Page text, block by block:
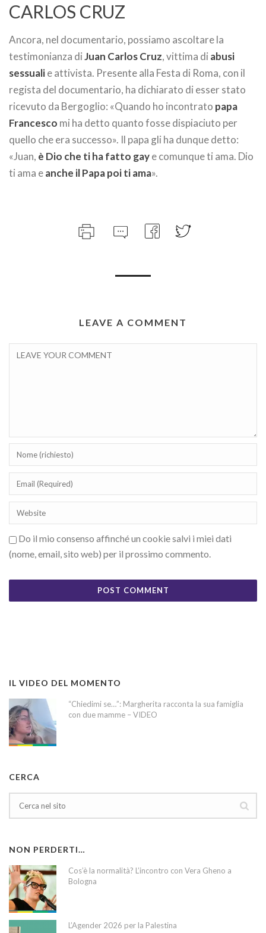
CARLOS CRUZ
Ancora, nel documentario, possiamo ascoltare la
testimonianza diJuan Carlos Cruz, vittima di abusi
sessualie attivista. Presente alla Festa di Roma, con il
regista del documentario, ha dichiarato di esser stato
ricevuto da Bergoglio: «Quando ho incontrato papa
Francesco mi ha detto quanto fosse dispiaciuto per
quello che era successo». Il papa gli ha dunque detto:
«Juan, è Dio che ti ha fatto gaye comunque ti ama. Dio
ti ama eanche il Papa poi ti ama».
LEAVE A COMMENT
Do il mio consenso affinché un cookie salvi i miei dati
(nome, email, sito web) per il prossimo commento.
IL VIDEO DEL MOMENTO
“Chiedimi se…”: Margherita racconta la sua famiglia
con due mamme – VIDEO
CERCA
NON PERDERTI…
Cos’è la normalità? L’incontro con Vera Gheno a
Bologna
L’Agender 2026 per la Palestina